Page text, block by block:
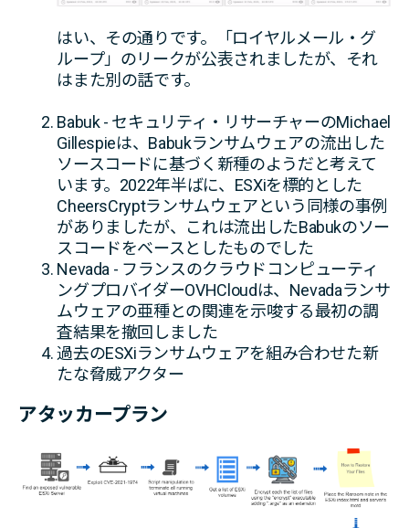
はい、その通りです。「ロイヤルメール・グ
ループ」のリークが公表されましたが、それ
はまた別の話です。
Babuk - セキュリティ・リサーチャーのMichael
Gillespieは、Babukランサムウェアの流出した
ソースコードに基づく新種のようだと考えて
います。2022年半ばに、ESXiを標的とした
CheersCryptランサムウェアという同様の事例
がありましたが、これは流出したBabukのソー
スコードをベースとしたものでした
Nevada - フランスのクラウドコンピューティ
ングプロバイダーOVHCloudは、Nevadaランサ
ムウェアの亜種との関連を示唆する最初の調
査結果を撤回しました
過去のESXiランサムウェアを組み合わせた新
たな脅威アクター
アタッカープラン